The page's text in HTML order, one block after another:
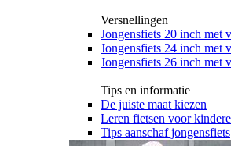
Versnellingen
Jongensfiets 20 inch met
Jongensfiets 24 inch met
Jongensfiets 26 inch met
Tips en informatie
De juiste maat kiezen
Leren fietsen voor
Tips aanschaf jongensfiets